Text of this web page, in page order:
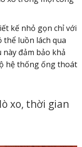
kế nhỏ gọn chỉ với
thể luồn lách qua
đảm bảo khả
hệ thống ống thoát
xo, thời gian